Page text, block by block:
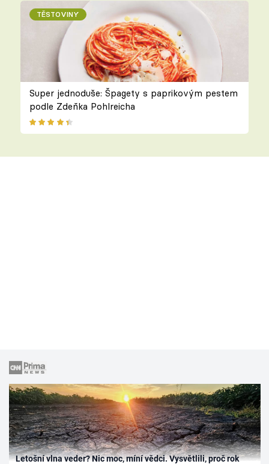
TĚSTOVINY
Super jednoduše: Špagety s paprikovým pestem
podle Zdeňka Pohlreicha
Letošní vlna veder? Nic moc, míní vědci. Vysvětlili, proč rok